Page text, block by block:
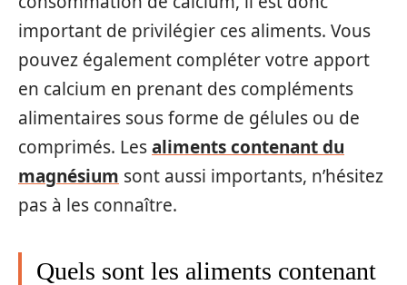
important de privilégier ces aliments. Vous
pouvez également compléter votre apport
en calcium en prenant des compléments
alimentaires sous forme de gélules ou de
comprimés. Lesaliments contenant du
magnésium sont aussi importants, n’hésitez
pas à les connaître.
Quels sont les aliments contenant